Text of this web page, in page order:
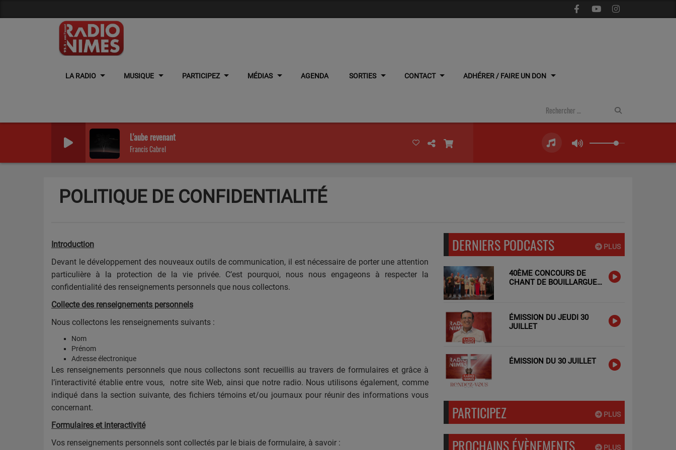
LA RADIO MUSIQUE PARTICIPEZ MÉDIAS AGENDA SORTIES CONTACT ADHÉRER / FAIRE UN DON
L'aube revenant
Francis Cabrel
POLITIQUE DE CONFIDENTIALITÉ
Introduction
Devant le développement des nouveaux outils de communication, il est nécessaire de porter une attention
particulière à la protection de la vie privée. C’est pourquoi, nous nous engageons à respecter la
confidentialité des renseignements personnels que nous collectons.
Collecte des renseignements personnels
Nous collectons les renseignements suivants :
Nom
Prénom
Adresse électronique
Les renseignements personnels que nous collectons sont recueillis au travers de formulaires et grâce à
l’interactivité établie entre vous, notre site Web, ainsi que notre radio. Nous utilisons également, comme
indiqué dans la section suivante, des fichiers témoins et/ou journaux pour réunir des informations vous
concernant.
Formulaires et interactivité
Vos renseignements personnels sont collectés par le biais de formulaire, à savoir :
PLUS
DERNIERS PODCASTS
40ÈME CONCOURS DE
CHANT DE BOUILLARGUES
ÉMISSION DU JEUDI 30
JUILLET
ÉMISSION DU 30 JUILLET
PLUS
PARTICIPEZ
PLUS
PROCHAINS ÉVÈNEMENTS